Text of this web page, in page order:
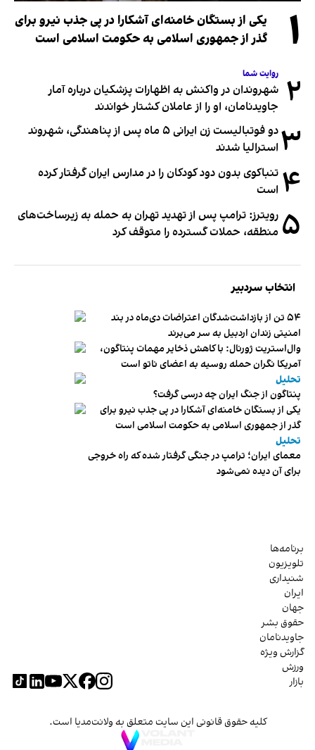
۱
یکی از بستگان خامنه‌ای آشکارا در پی جذب نیرو برای
گذر از جمهوری اسلامی به حکومت اسلامی است
۲ روایت شما
شهروندان در واکنش به اظهارات پزشکیان درباره آمار
جاویدنامان، او را از عاملان کشتار خواندند
۳
دو فوتبالیست زن ایرانی ۵ ماه پس از پناهندگی، شهروند
استرالیا شدند
۴ تنباکوی بدون دود کودکان را در مدارس ایران گرفتار کرده
است
۵ رویترز: ترامپ پس از تهدید تهران به حمله به زیرساخت‌های
منطقه، حملات گسترده را متوقف کرد
انتخاب سردبیر
۵۴ تن از بازداشت‌شدگان اعتراضات دی‌ماه در بند
امنیتی زندان اردبیل به سر می‌برند
وال‌استریت ژورنال: با کاهش ذخایر مهمات پنتاگون،
آمریکا نگران حمله روسیه به اعضای ناتو‌ است
تحلیل
پنتاگون از جنگ ایران چه درسی گرفت؟
یکی از بستگان خامنه‌ای آشکارا در پی جذب نیرو برای
گذر از جمهوری اسلامی به حکومت اسلامی است
تحلیل
معمای ایران؛ ترامپ در جنگی گرفتار شده که راه خروجی
برای آن دیده نمی‌شود
برنامه‌ها
تلویزیون
شنیداری
ایران
جهان
حقوق بشر
جاویدنامان
گزارش ویژه
ورزش
بازار
کلیه حقوق قانونی این سایت متعلق به ولانت‌مدیا است.